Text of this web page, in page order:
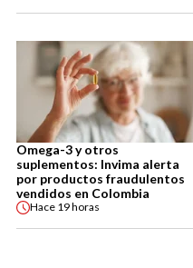
Omega-3 y otros
suplementos: Invima alerta
por productos fraudulentos
vendidos en Colombia
Hace 19 horas